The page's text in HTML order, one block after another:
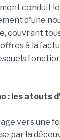
conduit
d'une
couvrant
à la
: les atouts
vers une
par la